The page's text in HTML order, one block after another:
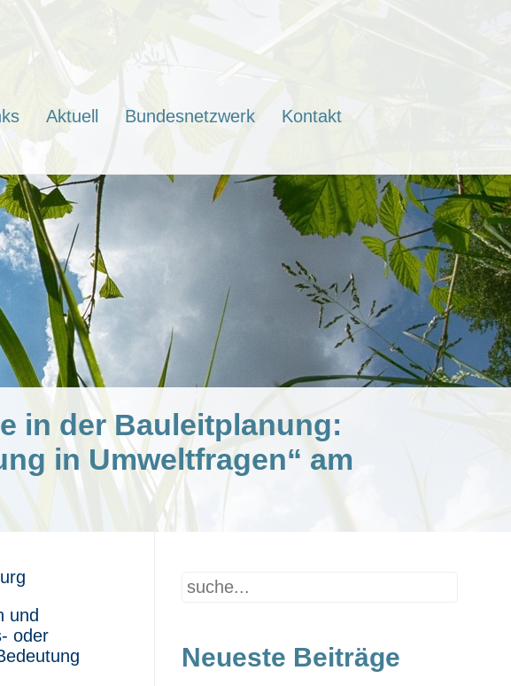
Aktuell Bundesnetzwerk
Kontakt
in der Bauleitplanung:
in Umweltfragen“ am
und
oder
Neueste Beiträge